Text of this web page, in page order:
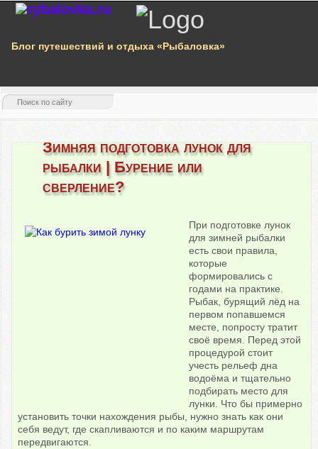
Блог путешествий и отдыха «Рыбаловка»
Зимняя подготовка лунок для
рыбалки | Бурение или
сверление?
При подготовке лунок
для зимней рыбалки
есть свои правила,
которые
формировались с
годами на практике.
Рыбак, бурящий лёд на
первом попавшемся
месте, попросту тратит
своё время. Перед этой
процедурой стоит
учесть рельеф дна
водоёма и тщательно
подбирать место для
лунки. Что бы примерно
установить точки нахождения рыбы, нужно знать как они
себя ведут, где скапливаются и по каким маршрутам
передвигаются.